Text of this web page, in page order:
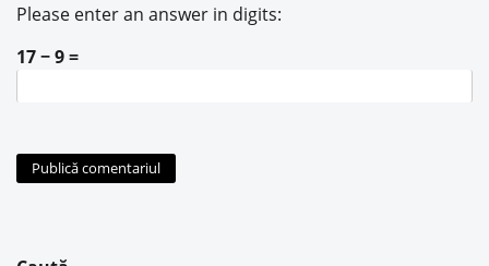
Please enter an answer in digits:
17 − 9 =